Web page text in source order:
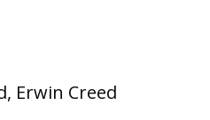
Erwin Creed